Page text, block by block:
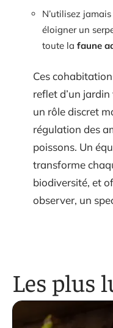
N’utilisez
éloigner un
toute la faune
Ces
reflet d’un
un rôle discret
régulation des
poissons. Un
transforme
biodiversité, et
observer, un
Les plus